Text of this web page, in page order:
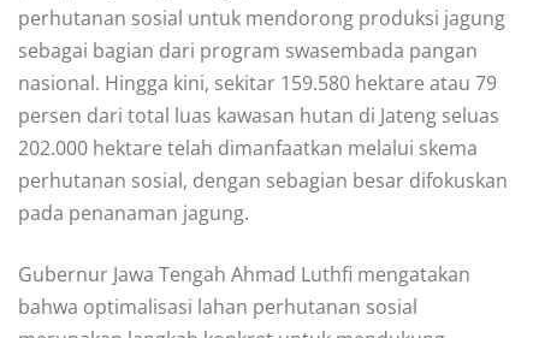
perhutanan sosial untuk mendorong produksi jagung
sebagai bagian dari program swasembada pangan
nasional. Hingga kini, sekitar 159.580 hektare atau 79
persen dari total luas kawasan hutan di Jateng seluas
202.000 hektare telah dimanfaatkan melalui skema
perhutanan sosial, dengan sebagian besar difokuskan
pada penanaman jagung.
Gubernur Jawa Tengah Ahmad Luthfi mengatakan
bahwa optimalisasi lahan perhutanan sosial